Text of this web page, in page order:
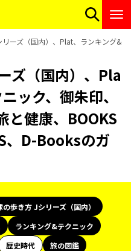
ーズ（国内）、Plat、ランキング&
ズ（国内）、Pla
ック、御朱印、
と健康、BOOKS
、D-Booksのガ
の歩き方 Jシリーズ（国内）
ランキング&テクニック
歴史時代
旅の図鑑